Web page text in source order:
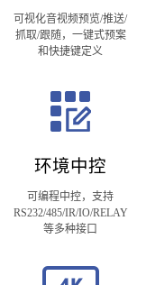
可视化音视频预览/推送/
抓取/跟随，一键式预案
和快捷键定义
环境中控
可编程中控，支持
RS232/485/IR/IO/RELAY
等多种接口